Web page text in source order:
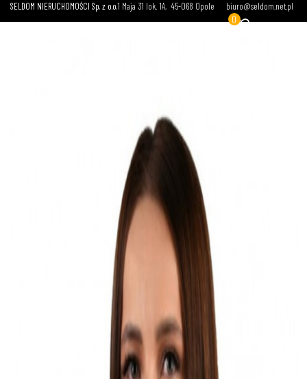
SELDOM NIERUCHOMOŚCI Sp. z o.o.1 Maja 31 lok. 1A 45-068 Opole biuro@seldom.net.pl
0